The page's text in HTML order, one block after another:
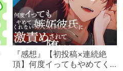
『感想』【初投稿×連続絶
頂】何度イってもやめてく